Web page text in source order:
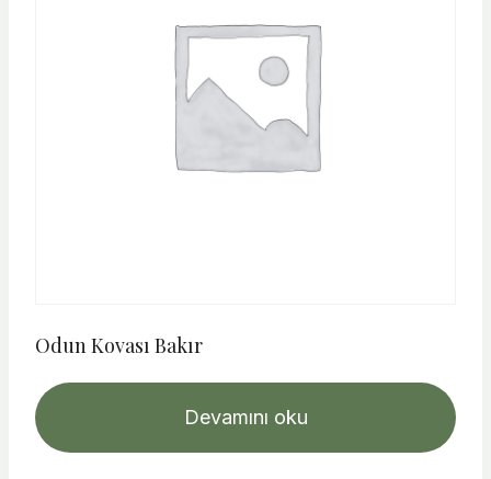
Odun Kovası Bakır
Devamını oku